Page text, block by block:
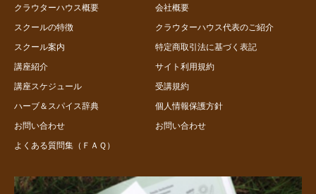
クラウターハウス概要
スクールの特徴
スクール案内
講座紹介
講座スケジュール
ハーブ＆スパイス辞典
お問い合わせ
よくある質問集（ＦＡＱ）
会社概要
クラウターハウス代表のご紹介
特定商取引法に基づく表記
サイト利用規約
受講規約
個人情報保護方針
お問い合わせ